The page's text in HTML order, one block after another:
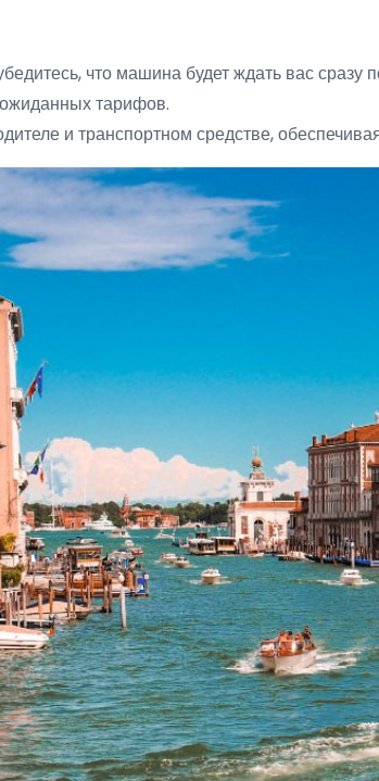
что машина будет ждать вас сразу
тарифов.
и транспортном средстве,